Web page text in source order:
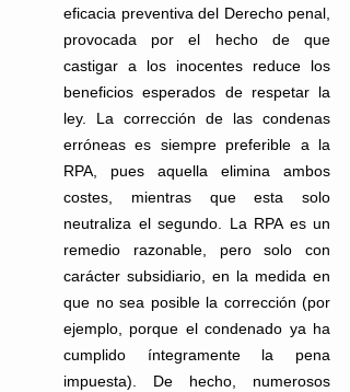
eficacia preventiva del Derecho penal,
provocada por el hecho de que
castigar a los inocentes reduce los
beneficios esperados de respetar la
ley. La corrección de las condenas
erróneas es siempre preferible a la
RPA, pues aquella elimina ambos
costes, mientras que esta solo
neutraliza el segundo. La RPA es un
remedio razonable, pero solo con
carácter subsidiario, en la medida en
que no sea posible la corrección (por
ejemplo, porque el condenado ya ha
cumplido íntegramente la pena
impuesta). De hecho, numerosos